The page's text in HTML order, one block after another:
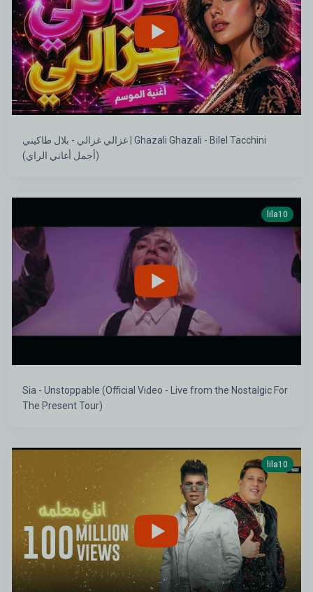
غزالي غزالي - بلال طاكيني | Ghazali Ghazali - Bilel Tacchini
(أجمل أغاني الراي)
lila10
Sia - Unstoppable (Official Video - Live from the Nostalgic For
The Present Tour)
lila10